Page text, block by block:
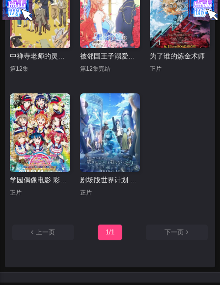
中禅寺老师的灵怪讲义实录 老师会把谜题全都解开的
第12集
被邻国王子溺爱的反派女主
第12集完结
为了谁的炼金术师
正片
正片 正片
上一页 1/1 下一页